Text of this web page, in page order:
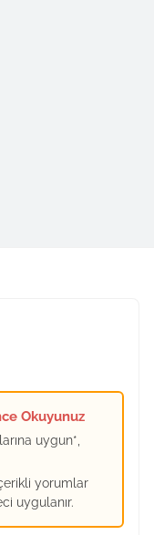
Okuyunuz
uygun*,
yorumlar
uygulanır.